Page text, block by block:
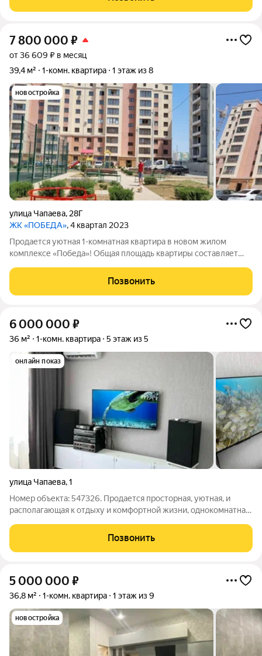
стеклопакеты на окнах, балкон
7 800 000 ₽
от 36 609 ₽ в месяц
39,4 м²
1-комн. квартира 1 этаж из 8
новостройка
улица Чапаева, 28Г
ЖК «ПОБЕДА», 4 квартал 2023
Продается уютная 1-комнатная квартира в новом жилом
комплексе «Победа»! Общая площадь квартиры составляет
кухня площадью 9.7 м . Квартира расположена на 1 этаже 8-
этажного дома, что
Позвонить
6 000 000 ₽
36 м² 1-комн. квартира 5 этаж из 5
онлайн показ
улица Чапаева,1
Номер объекта: 547326. Продается просторная, уютная, и
располагающая к отдыху и комфортной жизни, однокомнатная
равнодушным и сразу понравится при первом же просмотре.
Предлагаемая Вам
Позвонить
5 000 000 ₽
36,8 м² 1-комн. квартира 1 этаж из 9
новостройка